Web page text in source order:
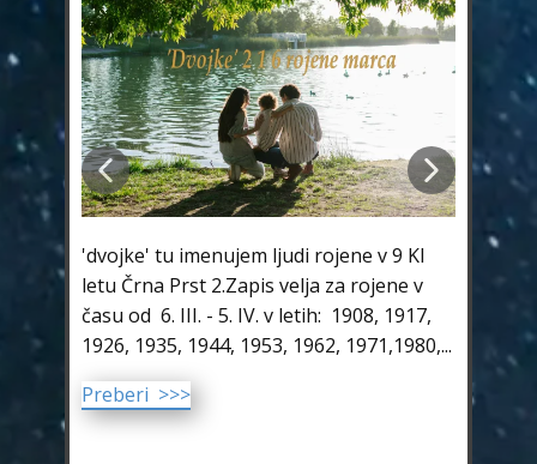
'dvojke' tu imenujem ljudi rojene v 9 KI
letu Črna Prst 2.Zapis velja za rojene v
času od 6. III. - 5. IV. v letih: 1908, 1917,
1926, 1935, 1944, 1953, 1962, 1971,1980,...
Preberi >>>